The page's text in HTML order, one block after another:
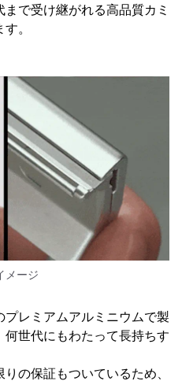
で受け継がれる高品質カミ
。
メージ
レミアムアルミニウムで製
世代にもわたって長持ちす
の保証もついているため、